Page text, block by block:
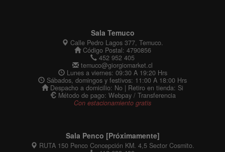
Sala Temuco
Calle Pedro Lagos 377, Temuco.
Código Postal: 4790856
452 952 405
temuco@giorgiomarket.cl
Lunes a viernes: 09:30 A 19:20 Hrs
Sábados, domingos y festivos: 11:00 A 18:00 Hrs
Despacho a domicilio: No | Retiro en tienda: Si
Método de pago: Webpay / Transferencia
Con estacionamiento gratis
Sala Penco [Próximamente]
RUTA 150 Penco Concepción KM. 4,5 Sector Cosmito.